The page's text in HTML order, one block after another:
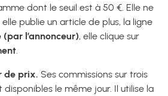
dont le seuil est à 50 €. Elle ne
publie un article de plus, la ligne
(par l’annonceur), elle clique sur
.
de prix. Ses commissions sur trois
le même jour. Il utilise la